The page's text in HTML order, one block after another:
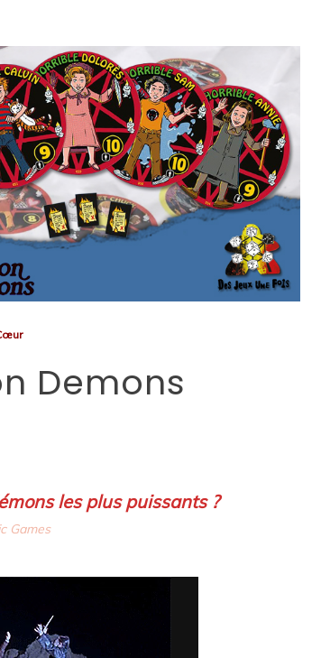
Demons
les plus puissants ?
Games